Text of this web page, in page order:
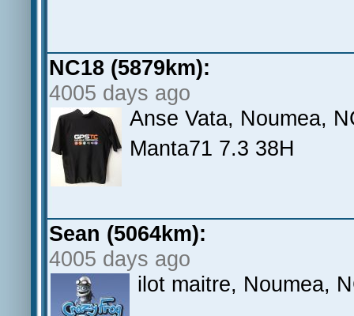
NC18 (5879km):
4005 days ago
Anse Vata, Noumea,
Manta71 7.3 38H
Sean (5064km):
4005 days ago
ilot maitre, Noumea,